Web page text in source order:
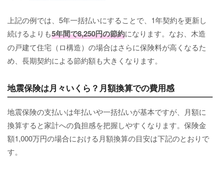
上記の例では、5年一括払いにすることで、1年契約を更新し
続けるよりも5年間で8,250円の節約になります。なお、木造
の戸建て住宅（ロ構造）の場合はさらに保険料が高くなるた
め、長期契約による節約額も大きくなります。
地震保険は月々いくら？月額換算での費用感
地震保険の支払いは年払いや一括払いが基本ですが、月額に
換算すると家計への負担感を把握しやすくなります。保険金
額1,000万円の場合における月額換算の目安は下記のとおりで
す。